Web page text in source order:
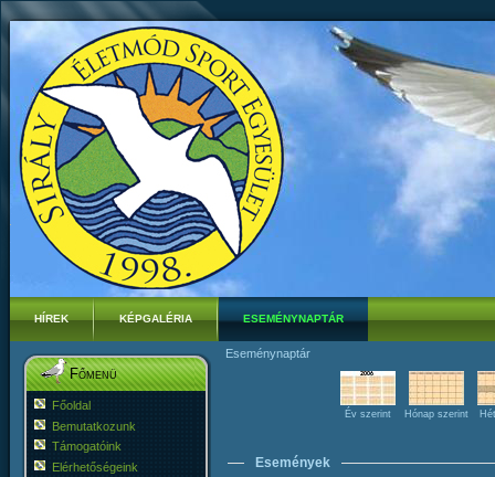
HÍREK KÉPGALÉRIA ESEMÉNYNAPTÁR
Főmenü
Főoldal
Bemutatkozunk
Támogatóink
Elérhetőségeink
Eseménynaptár
Év szerint Hónap szerint
Események